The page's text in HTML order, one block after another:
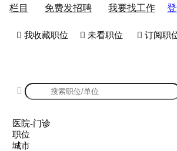
栏目 免费发招聘 我要找工作
 我收藏职位  未看职位  订阅职

医院-门诊
职位
城市